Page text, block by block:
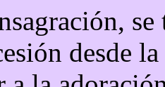
desde